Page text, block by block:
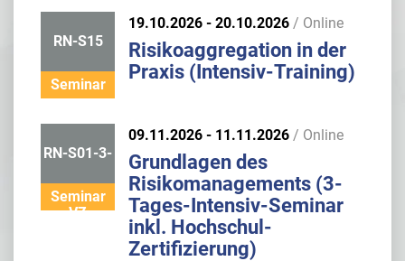
RN-S15
Seminar
19.10.2026 - 20.10.2026 / Online
Risikoaggregation in der
Praxis (Intensiv-Training)
RN-S01-3-
VZ
Seminar
09.11.2026 - 11.11.2026 / Online
Grundlagen des
Risikomanagements (3-
Tages-Intensiv-Seminar
inkl. Hochschul-
Zertifizierung)